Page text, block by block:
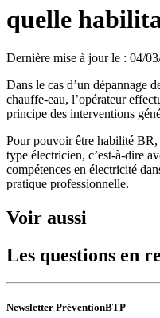
quelle
Dernière mise à jour le : 04/
Dans le cas d’un dépannage
chauffe-eau, l’opérateur
principe des interventions
Pour pouvoir être habilité
type électricien, c’est-à-dire
compétences en électricité
pratique professionnelle.
Voir aussi
Les questions en
Newsletter PréventionBTP